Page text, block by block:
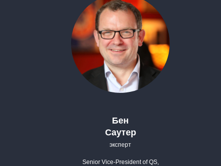
Бен
Саутер
эксперт
Senior Vice-President of QS,